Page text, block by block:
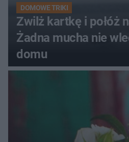
DOMOWE TRIKI
Zwilż kartkę i połóż
Żadna mucha nie
domu